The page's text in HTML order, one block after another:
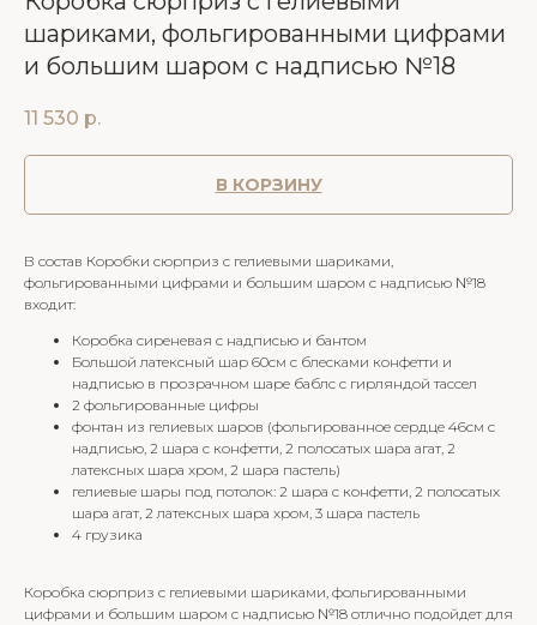
шариками, фольгированными цифрами
и большим шаром с надписью №18
11 530 р.
В КОРЗИНУ
В состав Коробки сюрприз с гелиевыми шариками,
фольгированными цифрами и большим шаром с надписью №18
входит:
Коробка сиреневая с надписью и бантом
Большой латексный шар 60см с блесками конфетти и
надписью в прозрачном шаре баблс с гирляндой тассел
2 фольгированные цифры
фонтан из гелиевых шаров (фольгированное сердце 46см с
надписью, 2 шара с конфетти, 2 полосатых шара агат, 2
латексных шара хром, 2 шара пастель)
гелиевые шары под потолок: 2 шара с конфетти, 2 полосатых
шара агат, 2 латексных шара хром, 3 шара пастель
4 грузика
Коробка сюрприз с гелиевыми шариками, фольгированными
цифрами и большим шаром с надписью №18 отлично подойдет для